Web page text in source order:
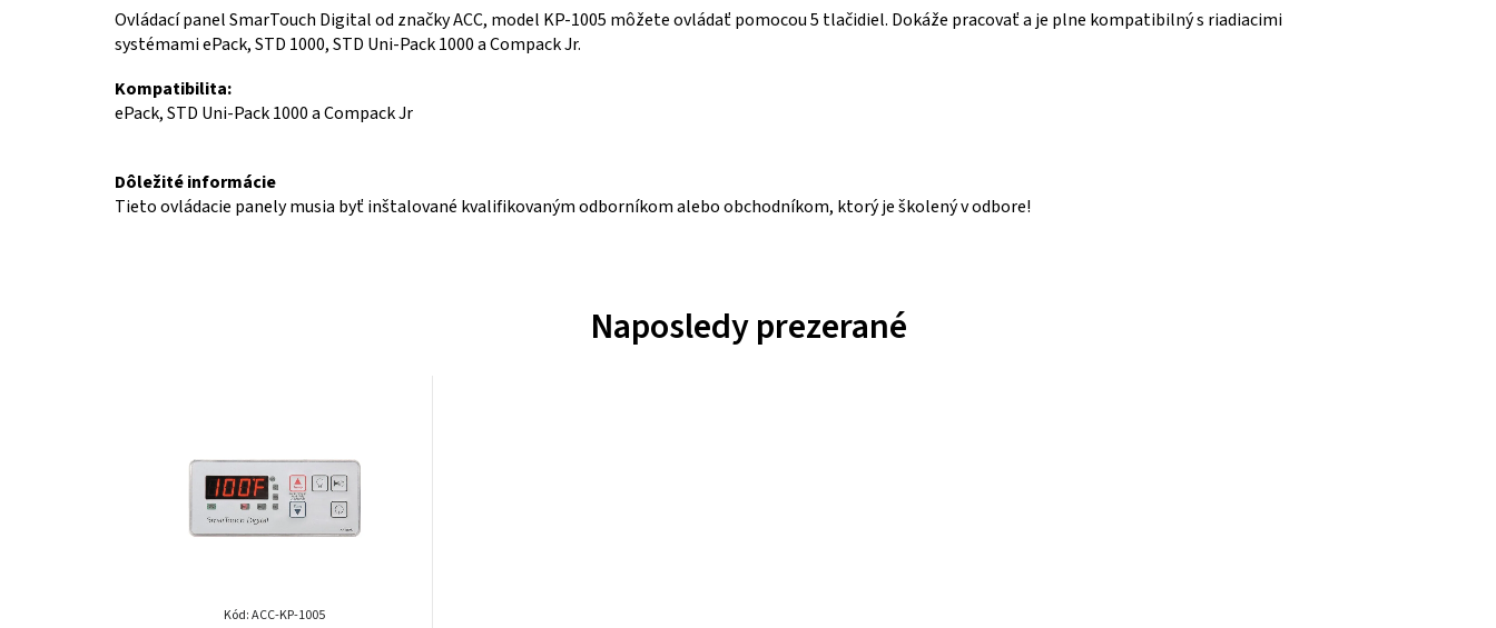
Ovládací panel SmarTouch Digital od značky ACC, model KP-1005 môžete ovládať pomocou 5 tlačidiel. Dokáže pracovať a je plne kompatibilný s riadiacimi
systémami ePack, STD 1000, STD Uni-Pack 1000 a Compack Jr.
Kompatibilita:
ePack, STD Uni-Pack 1000 a Compack Jr
Dôležité informácie
Tieto ovládacie panely musia byť inštalované kvalifikovaným odborníkom alebo obchodníkom, ktorý je školený v odbore!
Naposledy prezerané
Kód: ACC-KP-1005